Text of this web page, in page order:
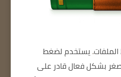
.يستخدم لضغط
بشكل فعالقادر على